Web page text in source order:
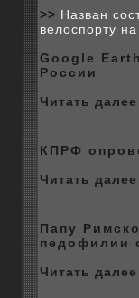
>> Назван
велоспорту
Google
России
Читать
КПРФ
Читать
Папу
педофилии
Читать